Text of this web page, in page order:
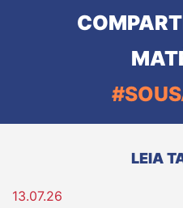
LEIA
13.07.26